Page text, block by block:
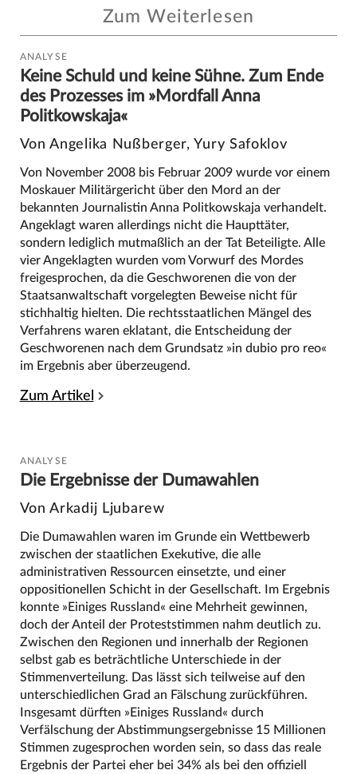
Zum Weiterlesen
ANALYSE
Keine Schuld und keine Sühne. Zum Ende
des Prozesses im »Mordfall Anna
Politkowskaja«
Von Angelika Nußberger, Yury Safoklov
Von November 2008 bis Februar 2009 wurde vor einem
Moskauer Militärgericht über den Mord an der
bekannten Journalistin Anna Politkowskaja verhandelt.
Angeklagt waren allerdings nicht die Haupttäter,
sondern lediglich mutmaßlich an der Tat Beteiligte. Alle
vier Angeklagten wurden vom Vorwurf des Mordes
freigesprochen, da die Geschworenen die von der
Staatsanwaltschaft vorgelegten Beweise nicht für
stichhaltig hielten. Die rechtsstaatlichen Mängel des
Verfahrens waren eklatant, die Entscheidung der
Geschworenen nach dem Grundsatz »in dubio pro reo«
im Ergebnis aber überzeugend.
Zum Artikel
ANALYSE
Die Ergebnisse der Dumawahlen
Von Arkadij Ljubarew
Die Dumawahlen waren im Grunde ein Wettbewerb
zwischen der staatlichen Exekutive, die alle
administrativen Ressourcen einsetzte, und einer
oppositionellen Schicht in der Gesellschaft. Im Ergebnis
konnte »Einiges Russland« eine Mehrheit gewinnen,
doch der Anteil der Proteststimmen nahm deutlich zu.
Zwischen den Regionen und innerhalb der Regionen
selbst gab es beträchtliche Unterschiede in der
Stimmenverteilung. Das lässt sich teilweise auf den
unterschiedlichen Grad an Fälschung zurückführen.
Insgesamt dürften »Einiges Russland« durch
Verfälschung der Abstimmungsergebnisse 15 Millionen
Stimmen zugesprochen worden sein, so dass das reale
Ergebnis der Partei eher bei 34% als bei den offiziell